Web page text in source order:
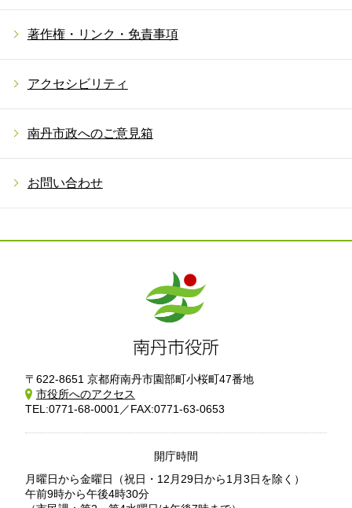
著作権・リンク・免責事項
アクセシビリティ
南丹市政へのご意見箱
お問い合わせ
〒622-8651 京都府南丹市園部町小桜町47番地
市役所へのアクセス
TEL:0771-68-0001／FAX:0771-63-0653
開庁時間
月曜日から金曜日
（祝日・12月29日から1月3日を除く）
午前9時から午後4時30分